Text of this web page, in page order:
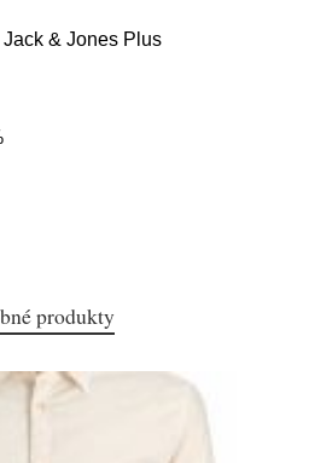
Jack & Jones Plus
produkty